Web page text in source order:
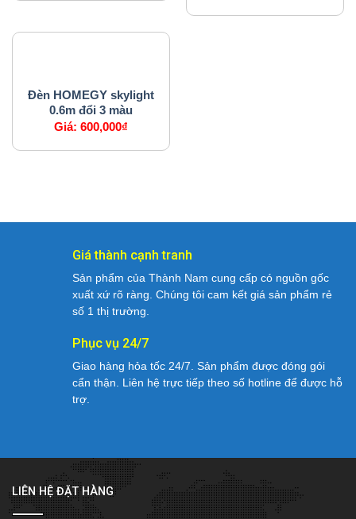
Đèn HOMEGY skylight
0.6m đổi 3 màu
Giá:600,000₫
Giá thành cạnh tranh
Sản phẩm của Thành Nam cung cấp có nguồn gốc
xuất xứ rõ ràng. Chúng tôi cam kết giá sản phẩm rẻ
số 1 thị trường.
Phục vụ 24/7
Giao hàng hỏa tốc 24/7. Sản phẩm được đóng gói
cẩn thận. Liên hệ trực tiếp theo số hotline để được hỗ
trợ.
LIÊN HỆ ĐẶT HÀNG